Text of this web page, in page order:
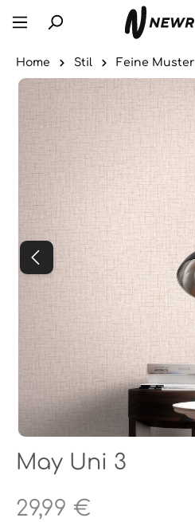
Home Stil Feine Muster
May Uni 3
29,99 €